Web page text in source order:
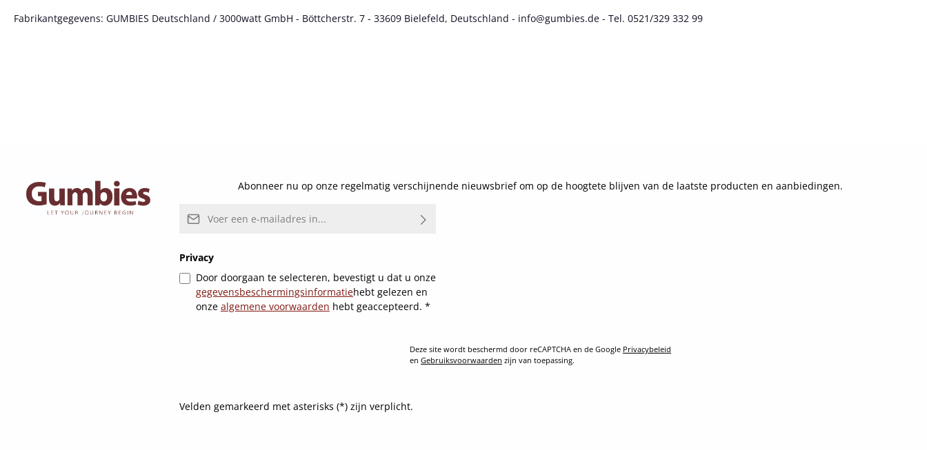
Fabrikantgegevens: GUMBIES Deutschland / 3000watt GmbH - Böttcherstr. 7 - 33609 Bielefeld, Deutschland - info@gumbies.de - Tel. 0521/329 332 99
Abonneer nu op onze regelmatig verschijnende nieuwsbrief om op de hoogtete blijven van de laatste producten en aanbiedingen.
E-mailadres*
Privacy
Door doorgaan te selecteren, bevestigt u dat u onze
gegevensbeschermingsinformatiehebt gelezen en
onze algemene voorwaarden hebt geaccepteerd. *
Deze site wordt beschermd door reCAPTCHA en de Google Privacybeleid
en Gebruiksvoorwaarden zijn van toepassing.
Velden gemarkeerd met asterisks (*) zijn verplicht.